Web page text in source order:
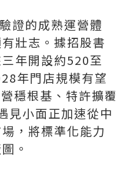
證的成熟運營體
壯志。據招股書
年開設約520至
年門店規模有望
穩根基、特許擴覆
見小面正加速從中
，將標準化能力
。